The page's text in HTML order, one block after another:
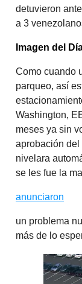
detuvieron
a 3
Imagen del
Como cuando
parqueo, así
Washington,
meses ya sin
aprobación
nivelara
se les fue la
anunciaron
un problema
más de lo